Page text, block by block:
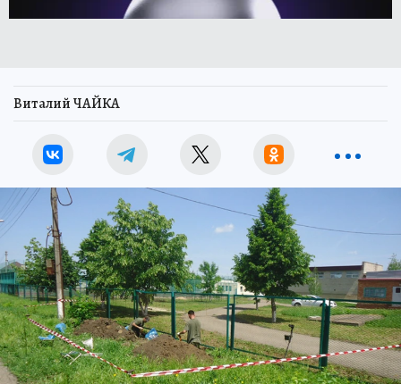
Виталий ЧАЙКА